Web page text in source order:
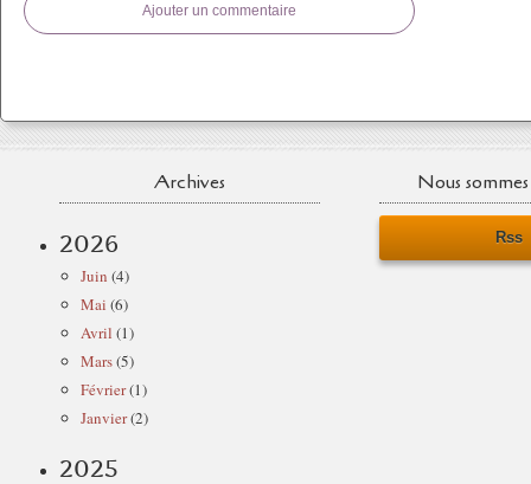
Ajouter un commentaire
Archives
2026
Juin (4)
Mai (6)
Avril (1)
Mars(5)
Février(1)
Janvier(2)
2025
Nous
Rss